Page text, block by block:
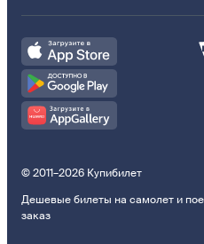
© 2011–2026 Купибилет
Дешевые билеты на самолет и
заказ